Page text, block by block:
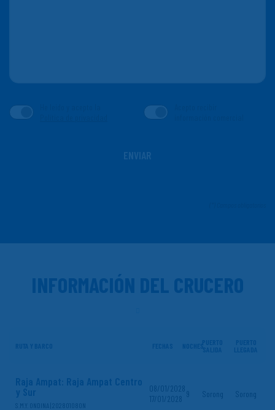
ENVIAR
INFORMACIÓN DEL CRUCERO
RUTA Y BARCO FECHAS NOCHESPUERTO
SALIDA
PUERTO
LLEGADA
Raja Ampat: Raja Ampat Centro
y Sur
S.M.Y. ONDINA | 20280108ON
08/01/2028
17/01/2028 9 Sorong Sorong